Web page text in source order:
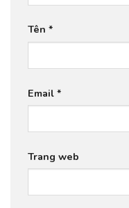
Tên *
Email *
Trang web